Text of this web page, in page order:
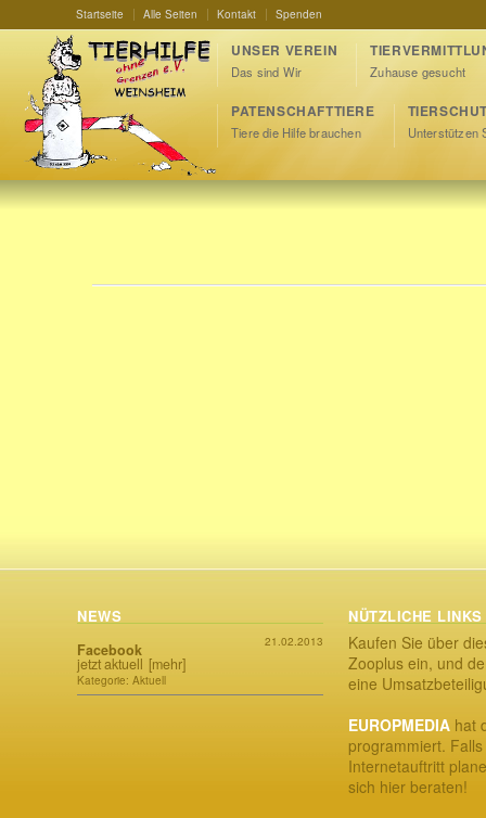
Startseite Alle Seiten Kontakt Spenden
UNSER VEREIN
Das sind Wir Zuhause gesucht
PATENSCHAFTTIERE
Tiere die Hilfe brauchen Unterstützen
NEWS
21.02.2013
Facebook
jetzt aktuell [mehr]
Kategorie: Aktuell
NÜTZLICHE LINKS
Kaufen Sie über
Zooplus ein, und
eine
EUROPMEDIA hat
programmiert.
Internetauftritt
sich hier beraten!